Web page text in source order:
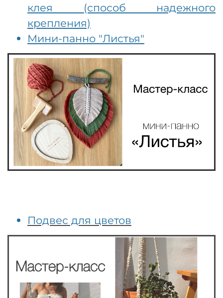
клея (способ надежного
крепления)
Мини-панно "Листья"
Подвес для цветов